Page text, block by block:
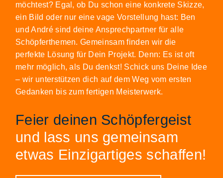
möchtest? Egal, ob Du schon eine konkrete Skizze,
ein Bild oder nur eine vage Vorstellung hast: Ben
und André sind deine Ansprechpartner für alle
Schöpferthemen. Gemeinsam finden wir die
perfekte Lösung für Dein Projekt. Denn: Es ist oft
mehr möglich, als Du denkst! Schick uns Deine Idee
– wir unterstützen dich auf dem Weg vom ersten
Gedanken bis zum fertigen Meisterwerk.
Feier deinen Schöpfergeist
und lass uns gemeinsam
etwas Einzigartiges schaffen!